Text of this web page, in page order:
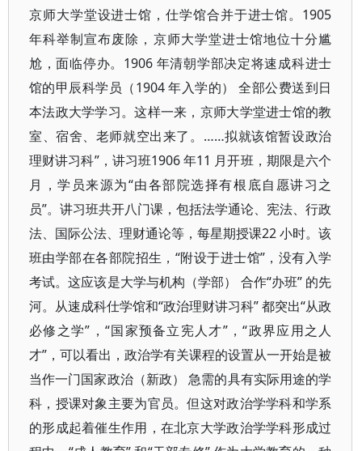
京师大学堂设进士馆，仕学馆合并于进士馆。1905
年科举制宣布废除，京师大学堂进士馆地位十分尴
尬，面临停办。1906 年清朝学部决定将速成科进士
馆的甲辰科学员（1904 年入学的） 全部公费送到日
本法政大学学习。这样一来，京师大学堂进士馆的教
室、宿舍、老师就空出来了。……拟就该馆暂设政治
理财讲习科”，讲习班1906 年11 月开班，期限是六个
月，学员来源为“由各部院选择有根底自愿讲习之
员”。讲习班共开八门课，包括法学通论、宪法、行政
法、国际公法、理财通论等，每星期授课22 小时。该
班由学部在各部院招生，“附设于进士馆”，没有入学
考试。这应该是大学与机构（学部） 合作“办班” 的先
河。从速成科仕学馆和“政治理财讲习科” 都突出“从政
必修之学”，“国家预备立宪人才”，“政界应用之人
才”，可以看出，政治学有关课程的设置从一开始是被
当作一门国家政治（新政） 急需的具有实际用途的学
科，授课对象主要为官员。但这对政治学学科和学系
的形成起着催生作用，在北京大学政治学学科形成过